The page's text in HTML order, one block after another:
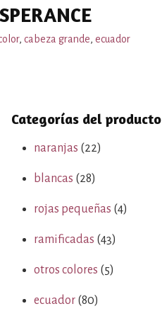
, cabeza grande, ecuador
Categorías del producto
naranjas (22)
blancas (28)
rojas pequeñas (4)
ramificadas (43)
otros colores (5)
ecuador (80)